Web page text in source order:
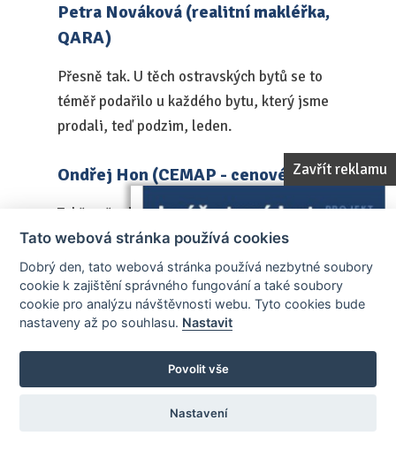
Zavřít reklamu
Petra Nováková (realitní makléřka,
QARA)
Přesně tak. U těch ostravských bytů se to
téměř podařilo u každého bytu, který jsme
prodali, teď podzim, leden.
Ondřej Hon (CEMAP - cenové mapy)
Takže už od podzimu víceméně se lidi (???).
Petra Nováková (realitní makléřka,
QARA)
Říjen, listopad. Hm.
Ondřej Hon (CEMAP - cenové mapy)
To je zajímavé. Ostrava podle dat vlastně
Tato webová stránka používá cookies
Dobrý den, tato webová stránka používá nezbytné soubory
cookie k zajištění správného fungování a také soubory
cookie pro analýzu návštěvnosti webu. Tyto cookies bude
nastaveny až po souhlasu. Nastavit
Povolit vše
Nastavení